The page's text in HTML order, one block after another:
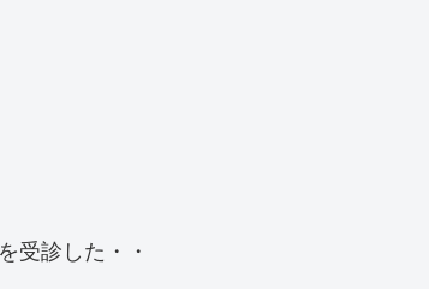
受診した・・